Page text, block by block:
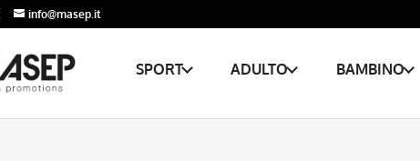
info@masep.it
SPORT ADULTO BAMBINO